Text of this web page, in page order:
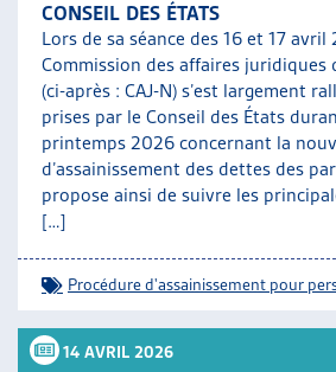
CONSEIL DES ÉTATS
Lors de sa séance des 16 et 17 avril
Commission des affaires juridiques
(ci-après : CAJ-N) s’est largement
prises par le Conseil des États
printemps 2026 concernant la
d’assainissement des dettes des
propose ainsi de suivre les
[…]
Procédure d'assainissement pour
14 AVRIL 2026